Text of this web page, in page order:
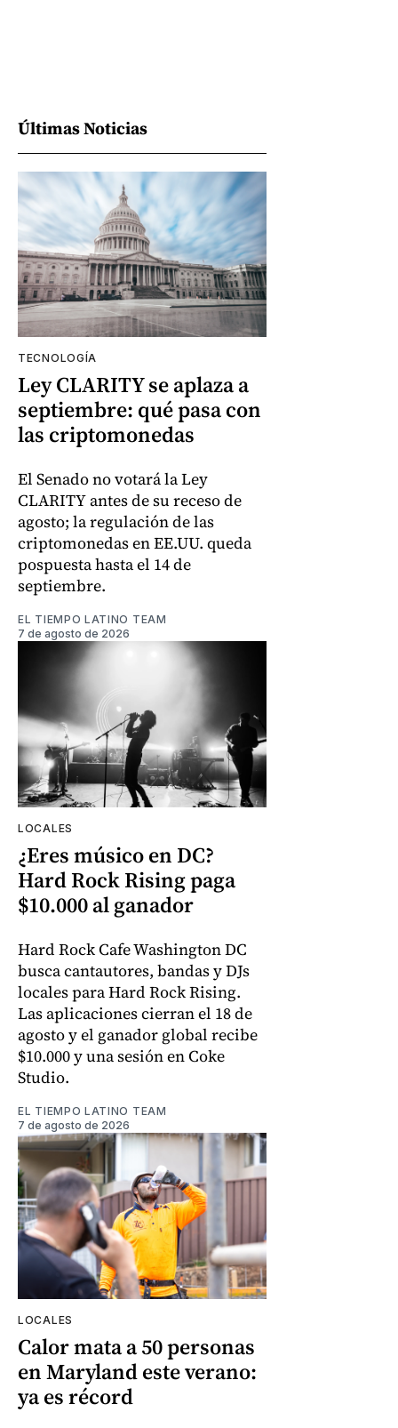
Últimas Noticias
TECNOLOGÍA
Ley CLARITY se aplaza a
septiembre: qué pasa con
las criptomonedas
El Senado no votará la Ley
CLARITY antes de su receso de
agosto; la regulación de las
criptomonedas en EE.UU. queda
pospuesta hasta el 14 de
septiembre.
EL TIEMPO LATINO TEAM
7 de agosto de 2026
LOCALES
¿Eres músico en DC?
Hard Rock Rising paga
$10.000 al ganador
Hard Rock Cafe Washington DC
busca cantautores, bandas y DJs
locales para Hard Rock Rising.
Las aplicaciones cierran el 18 de
agosto y el ganador global recibe
$10.000 y una sesión en Coke
Studio.
EL TIEMPO LATINO TEAM
7 de agosto de 2026
LOCALES
Calor mata a 50 personas
en Maryland este verano:
ya es récord